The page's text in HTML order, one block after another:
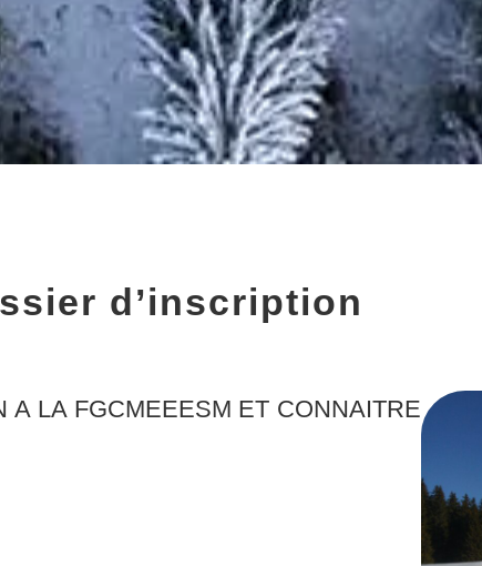
d’inscription
A LA FGCMEEESM ET CONNAITRE